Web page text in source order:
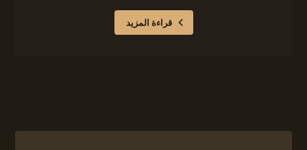
قراءة المزيد